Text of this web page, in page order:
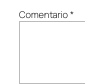
Comentario*